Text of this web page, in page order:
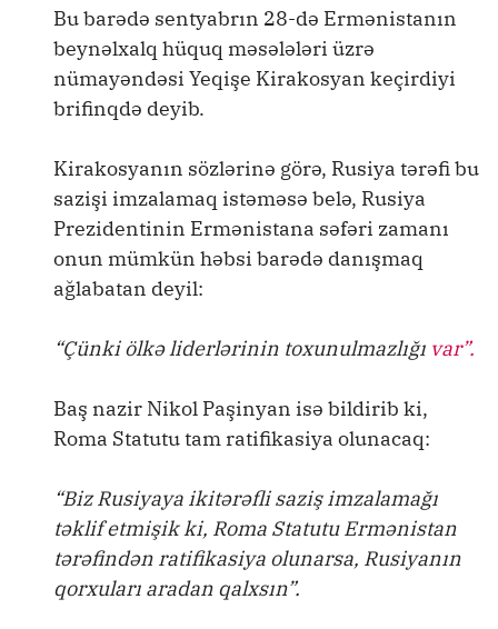
Bu barədə sentyabrın 28-də Ermənistanın
beynəlxalq hüquq məsələləri üzrə
nümayəndəsi Yeqişe Kirakosyan keçirdiyi
brifinqdə deyib.
Kirakosyanın sözlərinə görə, Rusiya tərəfi bu
sazişi imzalamaq istəməsə belə, Rusiya
Prezidentinin Ermənistana səfəri zamanı
onun mümkün həbsi barədə danışmaq
ağlabatan deyil:
“Çünki ölkə liderlərinin toxunulmazlığı var”.
Baş nazir Nikol Paşinyan isə bildirib ki,
Roma Statutu tam ratifikasiya olunacaq:
“Biz Rusiyaya ikitərəfli saziş imzalamağı
təklif etmişik ki, Roma Statutu Ermənistan
tərəfindən ratifikasiya olunarsa, Rusiyanın
qorxuları aradan qalxsın”.